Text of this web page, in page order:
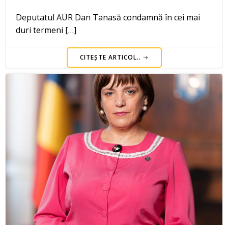
Deputatul AUR Dan Tanasă condamnă în cei mai
duri termeni […]
CITEȘTE ARTICOL..